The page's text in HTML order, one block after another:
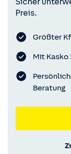
Preis.
Größter
Mit Kasko
Beratung